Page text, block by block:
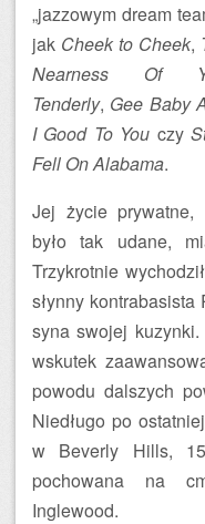
„jazzowym dream
jak Cheek to Cheek,
Nearness Of
Tenderly, Gee Baby
I Good To You czy
Fell On Alabama.
Jej życie prywatne,
było tak udane,
Trzykrotnie
słynny
syna swojej
wskutek
powodu dalszych
Niedługo po
w Beverly Hills,
pochowana na
Inglewood.